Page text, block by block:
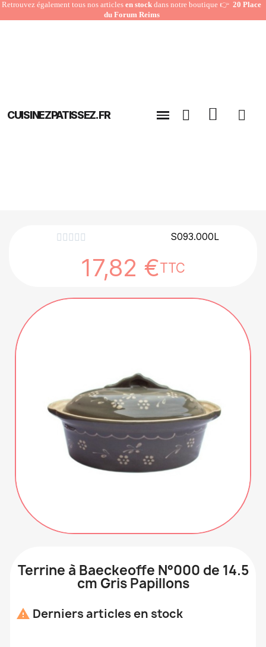
Retrouvez également tous nos articles en stock dans notre boutique 👉20 Place
du Forum Reims
CUISINEZPATISSEZ.FR
     S093.000L
17,82 €TTC
Terrine à Baeckeoffe N°000 de 14.5
cm Gris Papillons
 Derniers articles en stock